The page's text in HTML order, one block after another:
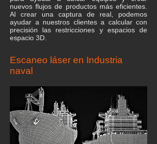
nuevos flujos de productos más eficientes.
Al crear una captura de real, podemos
ayudar a nuestros clientes a calcular con
precisión las restricciones y espacios de
espacio 3D.
Escaneo láser en Industria
naval